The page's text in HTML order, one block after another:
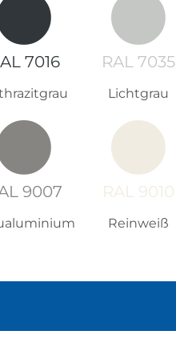
7016 RAL 7035
Lichtgrau
9007 RAL 9010
Reinweiß